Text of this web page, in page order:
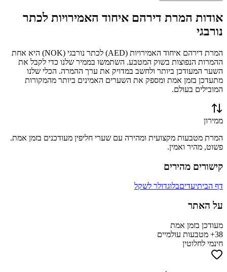
אודות המרת דירהם איחוד האמירויות לכתר
נורבגי
המרת דירהם איחוד האמירויות (
AED) לכתר נורבגי (
NOK) היא אחת
ההמרות הנפוצות בשוק המטבע. השתמשו בממיר שלנו כדי לקבל את
השער המעודכן ביותר ולחשב במדויק את ערך ההמרה. הכלי שלנו
מתעדכן בזמן אמת ומספק את השערים האמינים ביותר מהמקורות
המובילים בעולם.
ממירון
המרת מטבעות מקצועית ומהירה עם שערי חליפין מעודכנים בזמן אמת.
פשוט, מהיר ואמין.
קישורים מהירים
דף הביתיעדיםבלוגדולר לשקל
על האתר
מעודכן בזמן אמת
38+ מטבעות עולמיים
חינמי לחלוטין